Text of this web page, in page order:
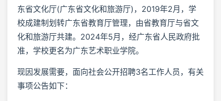
东省文化厅(广东省文化和旅游厅)，2019年2月，学
校成建制划转广东省教育厅管理，由省教育厅与省文
化和旅游厅共建。2024年5月，经广东省人民政府批
准，学校更名为广东艺术职业学院。
现因发展需要，面向社会公开招聘3名工作人员，有关
事项公告如下：